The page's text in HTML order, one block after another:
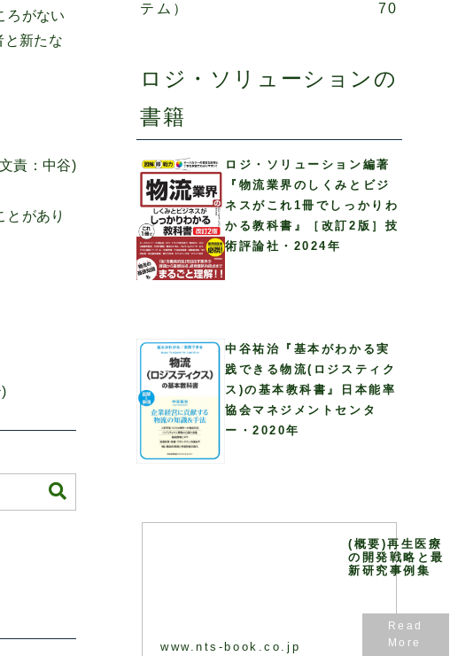
ろがない
と新たな
責：中谷)
とがあり
テム）
70
ロジ・ソリューションの
書籍
ロジ・ソリューション編著
『物流業界のしくみとビジ
ネスがこれ1冊でしっかりわ
かる教科書』［改訂2版］技
術評論社・2024年
中谷祐治『基本がわかる実
践できる物流(ロジスティク
ス)の基本教科書』日本能率
協会マネジメントセンタ
ー・2020年
(概要)再生医療
の開発戦略と最
新研究事例集
www.nts-book.co.jp